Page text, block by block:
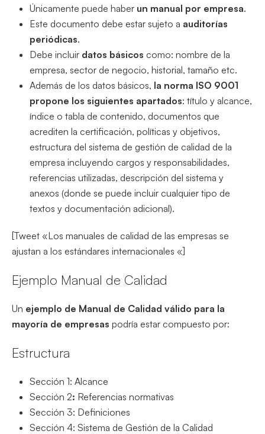
Únicamente puede haber un manual por empresa.
Este documento debe estar sujeto a auditorías
periódicas.
Debe incluir datos básicos como: nombre de la
empresa, sector de negocio, historial, tamaño etc.
Además de los datos básicos, la norma ISO 9001
propone los siguientes apartados: título y alcance,
índice o tabla de contenido, documentos que
acrediten la certificación, políticas y objetivos,
estructura del sistema de gestión de calidad de la
empresa incluyendo cargos y responsabilidades,
referencias utilizadas, descripción del sistema y
anexos (donde se puede incluir cualquier tipo de
textos y documentación adicional).
[Tweet «Los manuales de calidad de las empresas se
ajustan a los estándares internacionales «]
Ejemplo Manual de Calidad
Un ejemplo de Manual de Calidad válido para la
mayoría de empresas podría estar compuesto por:
Estructura
Sección 1: Alcance
Sección 2: Referencias normativas
Sección 3: Definiciones
Sección 4: Sistema de Gestión de la Calidad